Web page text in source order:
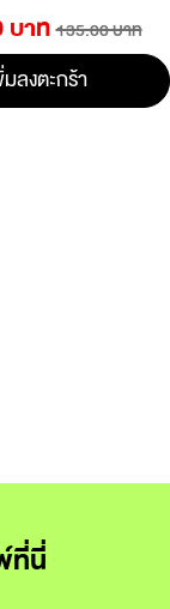
บาท 135.00 บาท
ลงตะกร้า
ที่นี่